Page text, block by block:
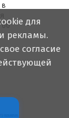
в
об
для
рекламы.
согласие